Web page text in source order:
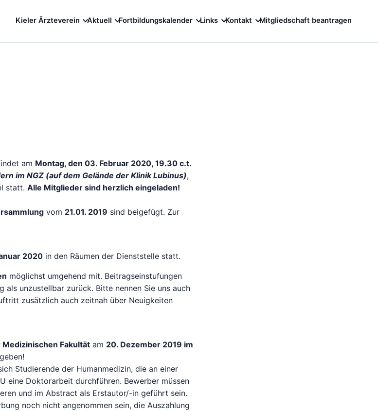
Kieler Ärzteverein Aktuell Fortbildungskalender Links Kontakt Mitgliedschaft beantragen
am Montag, den 03. Februar 2020, 19.30 c.t.
im NGZ (auf dem Gelände der Klinik Lubinus),
statt. Alle Mitglieder sind herzlich eingeladen!
vom 21.01. 2019 sind beigefügt. Zur
2020 in den Räumen der Dienststelle statt.
möglichst umgehend mit. Beitragseinstufungen
als unzustellbar zurück. Bitte nennen Sie uns auch
zusätzlich auch zeitnah über Neuigkeiten
Medizinischen Fakultät am 20. Dezember 2019 im
Studierende der Humanmedizin, die an einer
eine Doktorarbeit durchführen. Bewerber müssen
und im Abstract als Erstautor/-in geführt sein.
noch nicht angenommen sein, die Auszahlung